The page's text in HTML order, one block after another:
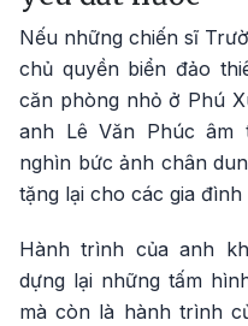
Nếu những chiến sĩ
chủ quyền biển đảo
căn phòng nhỏ ở Phú
anh Lê Văn Phúc âm
nghìn bức ảnh chân
tặng lại cho các gia đình
Hành trình của anh
dựng lại những tấm
mà còn là hành trình